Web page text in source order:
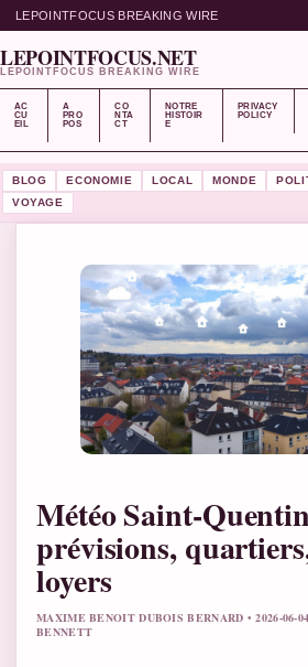
LEPOINTFOCUS BREAKING WIRE
LEPOINTFOCUS.NET
LEPOINTFOCUS BREAKING WIRE
AC
CU
EIL
A
PRO
POS
CO
NTA
CT
NOTRE
HISTOIR
E
PRIVACY
POLICY
BLOG ECONOMIE LOCAL MONDE
VOYAGE
Météo Saint-
prévisions,
loyers
MAXIME BENOIT DUBOIS BERNARD • 2026-06-
BENNETT